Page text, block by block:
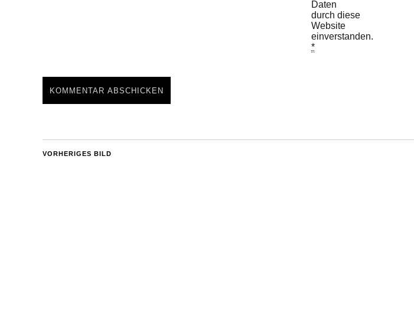
Daten
durch diese
Website
einverstanden.
*
VORHERIGES BILD